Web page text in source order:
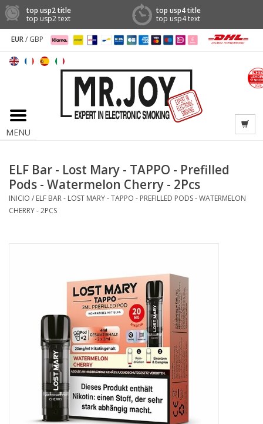
top usp2 title
top usp2 text
top usp4 title
top usp4 text
EUR/ GBP
MENU
ELF Bar - Lost Mary - TAPPO - Prefilled
Pods - Watermelon Cherry - 2Pcs
INICIO / ELF BAR - LOST MARY - TAPPO - PREFILLED PODS - WATERMELON
CHERRY - 2PCS